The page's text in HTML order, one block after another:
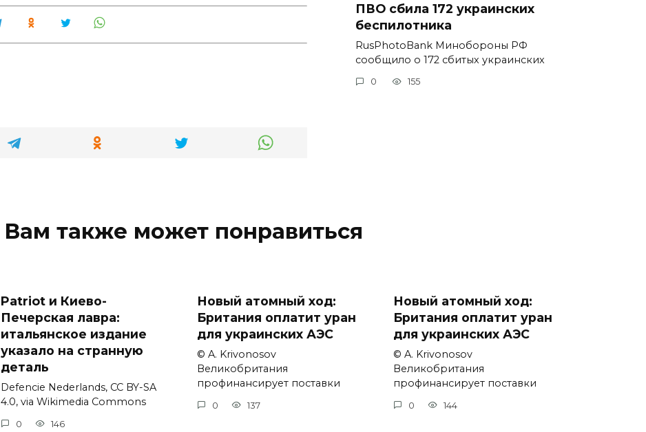
ПВО сбила 172 украинских
беспилотника
RusPhotoBank Минобороны РФ
сообщило о 172 сбитых украинских
0 155
Вам также может понравиться
Patriot и Киево-
Печерская лавра:
итальянское издание
указало на странную
деталь
Defencie Nederlands, CC BY-SA
4.0, via Wikimedia Commons
0 146
Новый атомный ход:
Британия оплатит уран
для украинских АЭС
© A. Krivonosov
Великобритания
профинансирует поставки
0 137
Новый атомный ход:
Британия оплатит уран
для украинских АЭС
© A. Krivonosov
Великобритания
профинансирует поставки
0 144